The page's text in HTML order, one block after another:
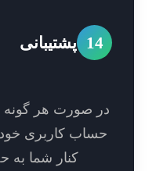
پشتیبانی
صورت هر گونه مشکل یا
کاربری خود تیکت
کنار شما به حل